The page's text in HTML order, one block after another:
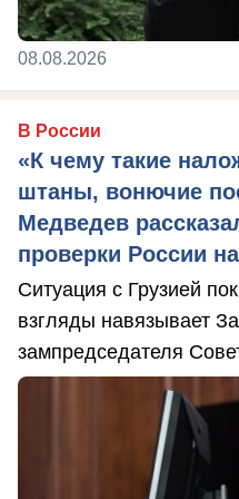
08.08.2026
В России
«К чему такие
штаны, вонючие
Медведев
проверки России
Ситуация с Грузией
взгляды навязывает
зампредседателя